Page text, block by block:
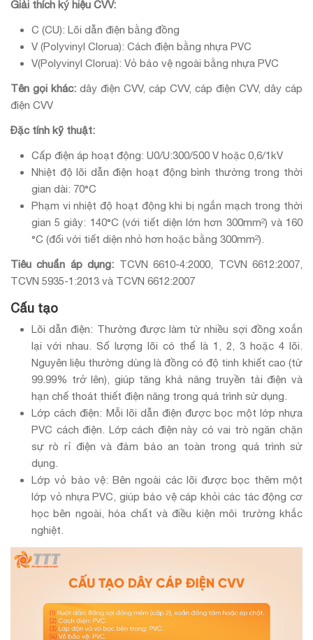
Giải thích ký hiệu CVV:
C (CU): Lõi dẫn điện bằng đồng
V (Polyvinyl Clorua): Cách điện bằng nhựa PVC
V(Polyvinyl Clorua): Vỏ bảo vệ ngoài bằng nhựa PVC
Tên gọi khác: dây điện CVV, cáp CVV, cáp điện CVV, dây cáp
điện CVV
Đặc tính kỹ thuật:
Cấp điện áp hoạt động: U0/U:300/500 V hoặc 0,6/1kV
Nhiệt độ lõi dẫn điện hoạt động bình thường trong thời
gian dài: 70°C
Phạm vi nhiệt độ hoạt động khi bị ngắn mạch trong thời
gian 5 giây: 140°C (với tiết diện lớn hơn 300mm²) và 160
°C (đối với tiết diện nhỏ hơn hoặc bằng 300mm²).
Tiêu chuẩn áp dụng: TCVN 6610-4:2000, TCVN 6612:2007,
TCVN 5935-1:2013 và TCVN 6612:2007
Cấu tạo
Lõi dẫn điện: Thường được làm từ nhiều sợi đồng xoắn
lại với nhau. Số lượng lõi có thể là 1, 2, 3 hoặc 4 lõi.
Nguyên liệu thường dùng là đồng có độ tinh khiết cao (từ
99.99% trở lên), giúp tăng khả năng truyền tải điện và
hạn chế thoát thiết điện năng trong quá trình sử dụng.
Lớp cách điện: Mỗi lõi dẫn điện được bọc một lớp nhựa
PVC cách điện. Lớp cách điện này có vai trò ngăn chặn
sự rò rỉ điện và đảm bảo an toàn trong quá trình sử
dụng.
Lớp vỏ bảo vệ: Bên ngoài các lõi được bọc thêm một
lớp vỏ nhựa PVC, giúp bảo vệ cáp khỏi các tác động cơ
học bên ngoài, hóa chất và điều kiện môi trường khắc
nghiệt.